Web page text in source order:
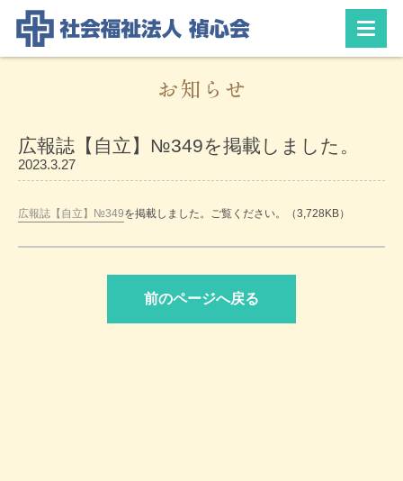
お知らせ
広報誌【自立】№349を掲載しました。
2023.3.27
広報誌【自立】№349を掲載しました。ご覧ください。（3,728KB）
前のページへ戻る